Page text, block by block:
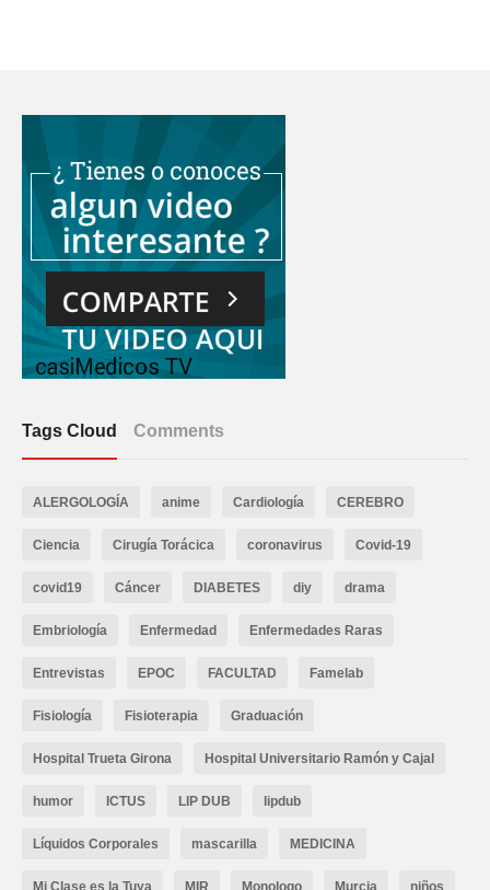
Tags Cloud Comments
ALERGOLOGÍA anime Cardiología CEREBRO
Ciencia Cirugía Torácica coronavirus Covid-19
covid19 Cáncer DIABETES diy drama
Embriología Enfermedad Enfermedades Raras
Entrevistas EPOC FACULTAD Famelab
Fisiología Fisioterapia Graduación
Hospital Trueta Girona Hospital Universitario Ramón y Cajal
humor ICTUS LIP DUB lipdub
Líquidos Corporales mascarilla MEDICINA
Mi Clase es la Tuya MIR Monologo Murcia niños